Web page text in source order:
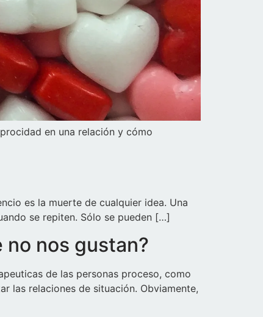
en una relación y cómo
es la muerte de cualquier idea. Una
se repiten. Sólo se pueden […]
no nos gustan?
de las personas proceso, como
las relaciones de situación. Obviamente,